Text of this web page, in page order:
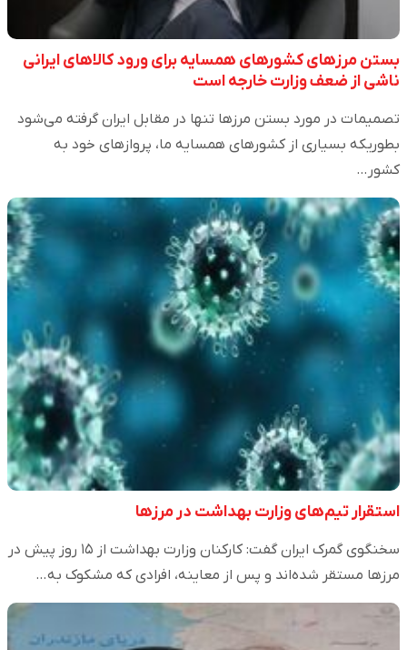
بستن مرزهای کشورهای همسایه برای ورود کالاهای ایرانی
ناشی از ضعف وزارت خارجه است
تصمیمات در مورد بستن مرزها تنها در مقابل ایران گرفته می‌شود
بطوریکه بسیاری از کشورهای همسایه ما، پروازهای خود به
کشور…
استقرار تیم‌های وزارت بهداشت در مرزها
سخنگوی گمرک ایران گفت: کارکنان وزارت بهداشت از ۱۵ روز پیش در
مرزها مستقر شده‌اند و پس از معاینه، افرادی که مشکوک به…